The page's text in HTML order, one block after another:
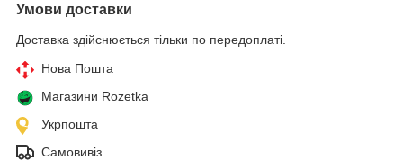
Умови доставки
Доставка здійснюється тільки по передоплаті.
Нова Пошта
Магазини Rozetka
Укрпошта
Самовивіз